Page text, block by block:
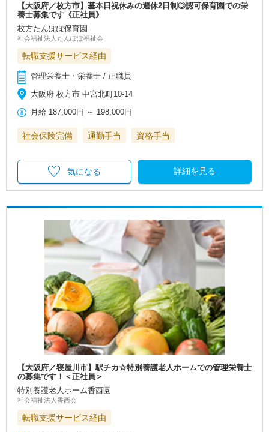
【大阪府／枚方市】基本日祝休みの週休2日制◎認可保育園での栄
養士募集です《正社員》
枚方たんぽぽ保育園
社会福祉法人たんぽぽ福祉会
転職支援サービス経由
管理栄養士・栄養士 / 正職員
大阪府 枚方市 中宮北町10-14
月給 187,000円 ～ 198,000円
社会保険完備 通勤手当 資格手当
詳細を見る
気になる
【大阪府／寝屋川市】駅チカ☆特別養護老人ホームでの管理栄養士
の募集です！＜正社員＞
特別養護老人ホーム香西園
社会福祉法人香西会
転職支援サービス経由